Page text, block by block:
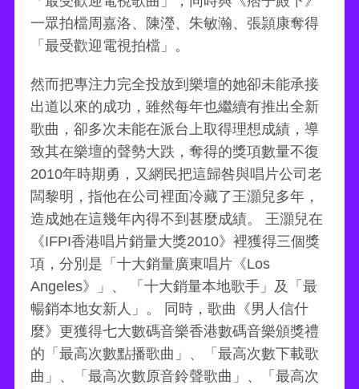
一眾拍檔周嘉洛、陳瀅、朱敏瀚、張頴康奪得
「最受歡迎電視拍檔」。
然而把專注力完全投放到樂壇的她卻未能承接
出道以來的成功，雖然每年也繼續有推出全新
歌曲，卻多次未能在派台上取得理想成績，導
致其在樂壇的聲勢大跌，奪得的獎項數量不復
2010年時期勇，又網民把這歸咎與唱片公司老
闆黎明，指他在公司裡面冷藏了王灝兒多年，
造成她在這幾年內得不到甚麼成績。 王灝兒在
《IFPI香港唱片銷量大獎2010》裡獲得三個獎
項，分別是「十大銷量廣東唱片《Los
Angeles》」、 「十大銷量本地歌手」及「最
暢銷本地女新人」。 同時，歌曲《男人信什
麼》更獲得七大數碼音樂香港數碼音樂頒獎禮
的「最高次數點播歌曲」、「最高次數下載歌
曲」、「最高次數原音鈴聲歌曲」、「最高次